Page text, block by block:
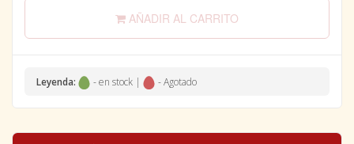
AÑADIR AL CARRITO
Leyenda: - en stock | - Agotado